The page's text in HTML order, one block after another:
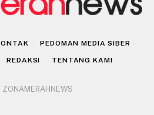
PEDOMAN MEDIA SIBER
REDAKSI TENTANG KAMI